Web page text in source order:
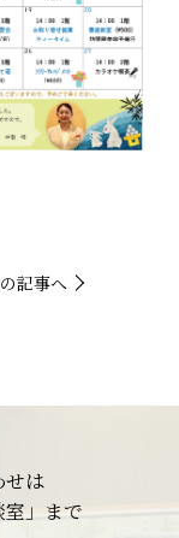
記事へ
せは
」まで